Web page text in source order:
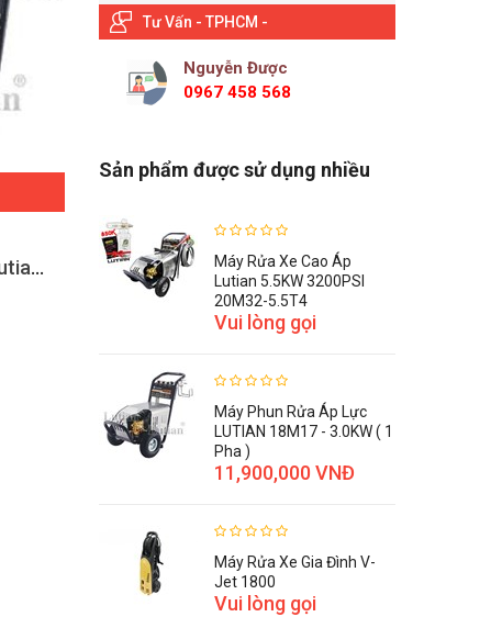
Máy rửa xe áp lực cao Lutian 18M17.5-3T
15,400,000 VNĐ
Tư Vấn - TPHCM -
Nguyễn Được
0967 458 568
Sản phẩm được sử dụng nhiều
Máy Rửa Xe Cao Áp
Lutian 5.5KW 3200PSI
20M32-5.5T4
Vui lòng gọi
Máy Phun Rửa Áp Lực
LUTIAN 18M17 - 3.0KW ( 1
Pha )
11,900,000 VNĐ
Máy Rửa Xe Gia Đình V-
Jet 1800
Vui lòng gọi